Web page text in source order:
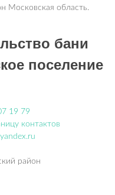
Московская область.
бани
поселение
19 79
контактов
район